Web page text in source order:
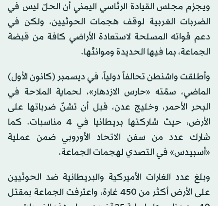
ويجزم مجلس القيادة الرئاسي اليمني أن الحلّ ليس في
الضربات الغربية لوقف هجمات الحوثيين، ولكن في
دعم قواته المسلحة لاستعادة الأراضي كافة من قبضة
الجماعة، بما فيها الحديدة وموانئها.
وأطلقت واشنطن تحالفاً دولياً، في ديسمبر (كانون الأول)
الماضي، سمَّته «حارس الازدهار»، لحماية الملاحة في
البحر الأحمر، وخليج عدن، قبل أن تشنّ ضرباتها على
الأرض، حيث شاركتها بريطانيا في 4 مناسبات. كما
شارك عدد من سفن الاتحاد الأوروبي ضمن عملية
«أسبيدس» في التصدي لهجمات الجماعة.
وبلغ عدد الغارات الأميركية والبريطانية ضد الحوثيين
على الأرض أكثر من 450 غارة، واعترفت الجماعة بمقتل